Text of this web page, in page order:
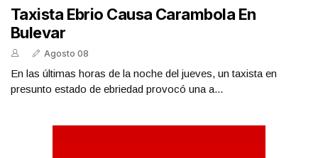
Taxista Ebrio Causa Carambola En
Bulevar
Agosto 08
En las últimas horas de la noche del jueves, un taxista en
presunto estado de ebriedad provocó una a...